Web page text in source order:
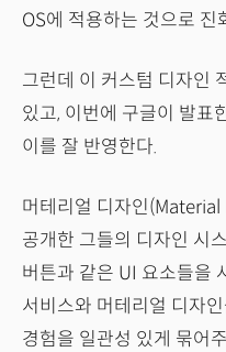
OS에 적용하는 것으로 진
그런데 이 커스텀 디자인
있고, 이번에 구글이 발표
이를 잘 반영한다.
머테리얼 디자인
공개한 그들의 디자인 시
버튼과 같은 UI 요소들을
서비스와 머테리얼 디자
경험을 일관성 있게 묶어